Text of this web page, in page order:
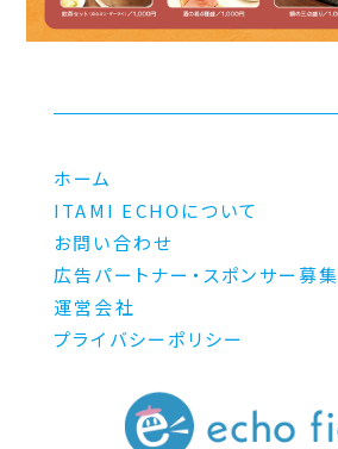
ホーム
ITAMI ECHOについて
お問い合わせ
広告パートナー・スポンサー募集
運営会社
プライバシーポリシー